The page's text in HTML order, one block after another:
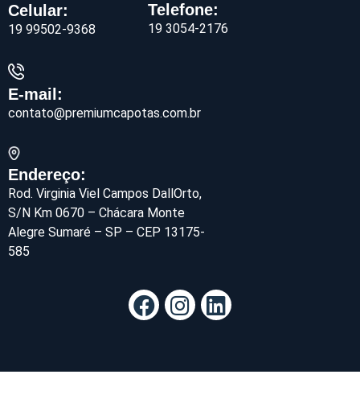
Celular:
19 99502-9368
Telefone:
19 3054-2176
E-mail:
contato@premiumcapotas.com.br
Endereço:
Rod. Virginia Viel Campos DallOrto,
S/N Km 0670 – Chácara Monte
Alegre Sumaré – SP – CEP 13175-
585